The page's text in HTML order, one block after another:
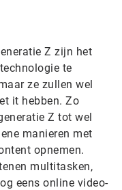
Z zijn het
te
ze zullen wel
it hebben. Zo
Z tot wel
manieren met
opnemen.
multitasken,
eens online video-